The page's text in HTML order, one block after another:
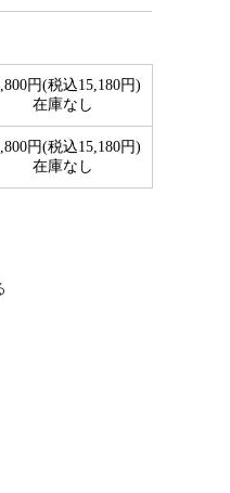
円(税込15,180円)
在庫なし
円(税込15,180円)
在庫なし